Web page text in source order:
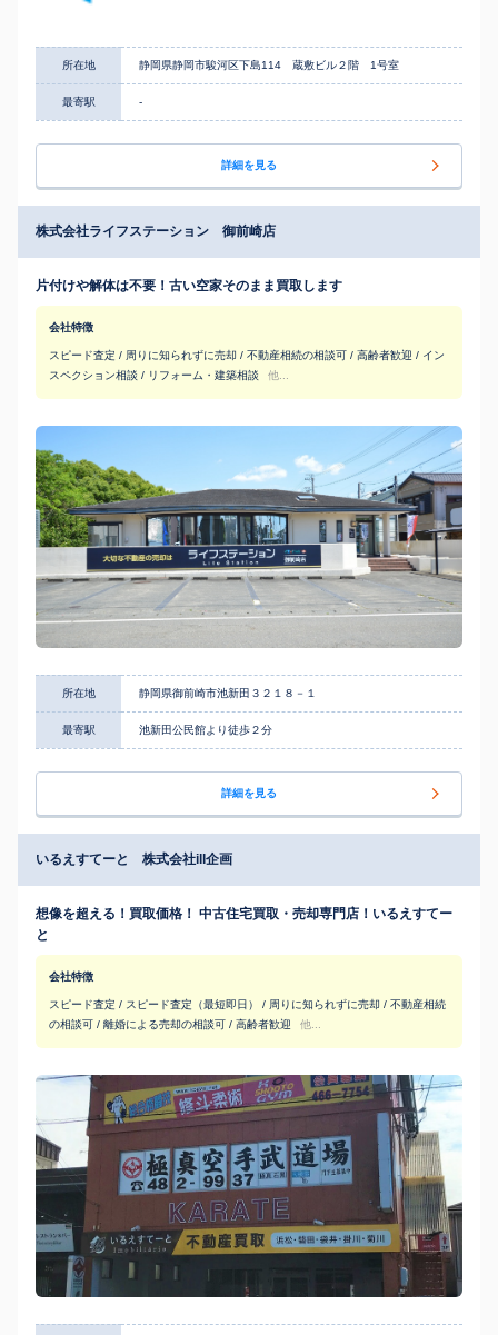
所在地 静岡県静岡市駿河区下島114 蔵敷ビル２階 1号室
最寄駅 -
詳細を見る
株式会社ライフステーション 御前崎店
片付けや解体は不要！古い空家そのまま買取します
会社特徴
スピード査定 / 周りに知られずに売却 / 不動産相続の相談可 / 高齢者歓迎 / イン
スペクション相談 / リフォーム・建築相談
他...
所在地 静岡県御前崎市池新田３２１８－１
最寄駅 池新田公民館より徒歩２分
詳細を見る
いるえすてーと 株式会社ill企画
想像を超える！買取価格！ 中古住宅買取・売却専門店！いるえすてー
と
会社特徴
スピード査定 / スピード査定（最短即日） / 周りに知られずに売却 / 不動産相続
の相談可 / 離婚による売却の相談可 / 高齢者歓迎
他...